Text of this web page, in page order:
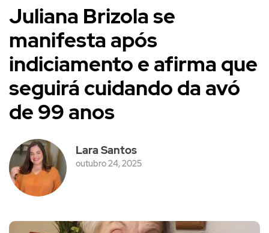
Juliana Brizola se
manifesta após
indiciamento e afirma que
seguirá cuidando da avó
de 99 anos
Lara Santos
outubro 24, 2025